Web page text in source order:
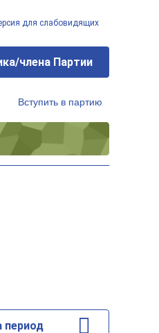
для слабовидящих
члена Партии
Вступить в партию
период